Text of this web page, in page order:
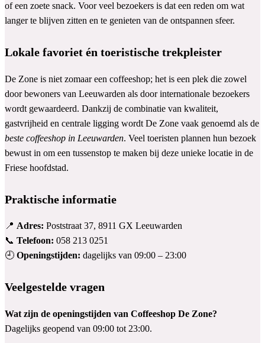
of een zoete snack. Voor veel bezoekers is dat een reden om wat
langer te blijven zitten en te genieten van de ontspannen sfeer.
Lokale favoriet én toeristische trekpleister
De Zone is niet zomaar een coffeeshop; het is een plek die zowel
door bewoners van Leeuwarden als door internationale bezoekers
wordt gewaardeerd. Dankzij de combinatie van kwaliteit,
gastvrijheid en centrale ligging wordt De Zone vaak genoemd als de
beste coffeeshop in Leeuwarden. Veel toeristen plannen hun bezoek
bewust in om een tussenstop te maken bij deze unieke locatie in de
Friese hoofdstad.
Praktische informatie
📍 Adres: Poststraat 37, 8911 GX Leeuwarden
📞 Telefoon: 058 213 0251
🕘 Openingstijden: dagelijks van 09:00 – 23:00
Veelgestelde vragen
Wat zijn de openingstijden van Coffeeshop De Zone?
Dagelijks geopend van 09:00 tot 23:00.